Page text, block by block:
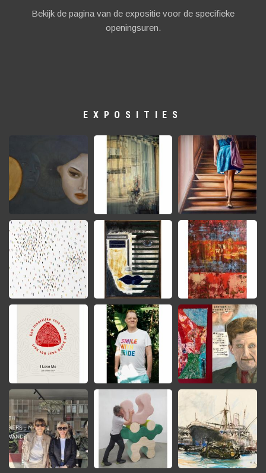
Bekijk de pagina van de expositie voor de specifieke
openingsuren.
EXPOSITIES